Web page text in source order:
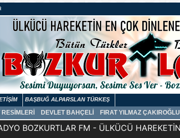
BAŞBUĞ ALPARSLAN TÜRKEŞ
DEVLET BAHÇELİ FIRAT YILMAZ ÇAKIROĞLU